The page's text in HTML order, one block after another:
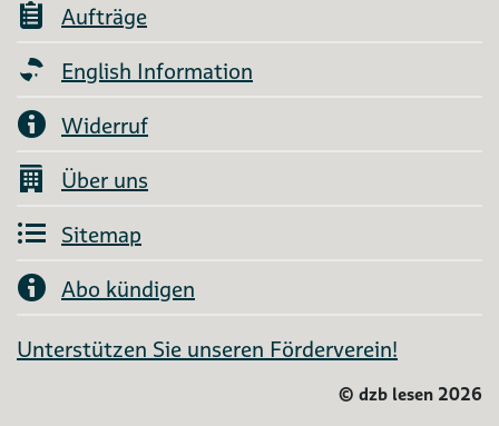
Aufträge
English Information
Widerruf
Über uns
Sitemap
Abo kündigen
Unterstützen Sie unseren Förderverein!
© dzb lesen 2026